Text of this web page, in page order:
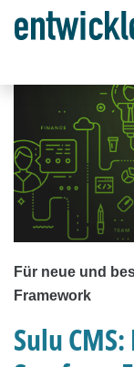
Für neue und
Framework
Sulu